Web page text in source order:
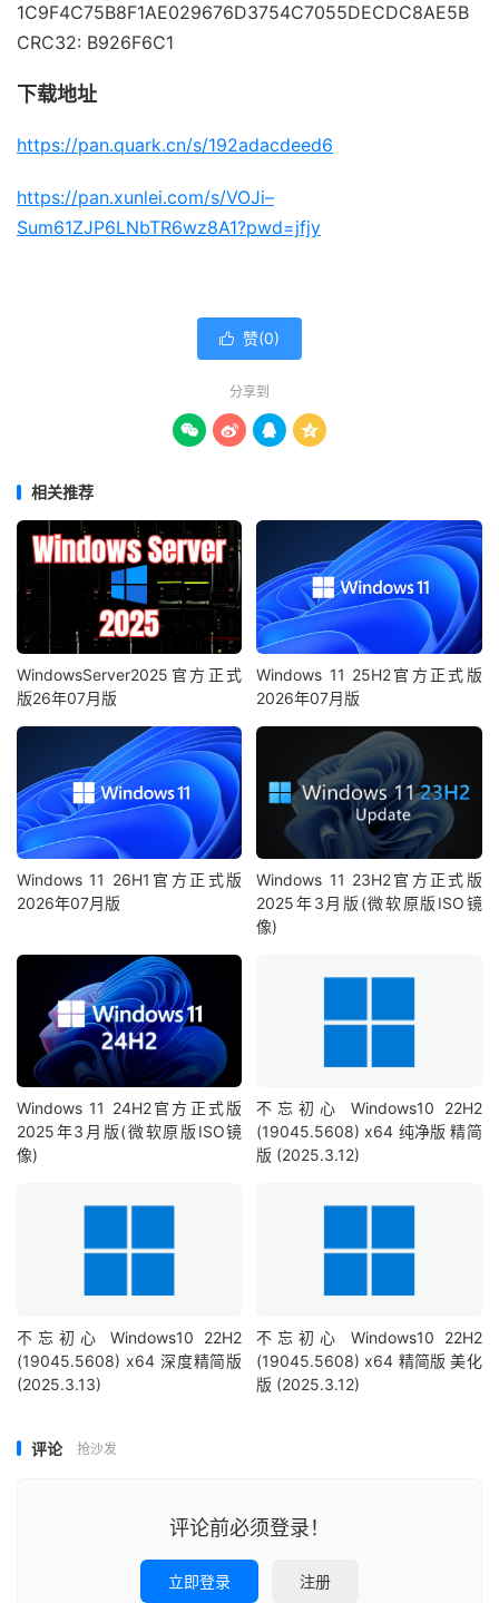
1C9F4C75B8F1AE029676D3754C7055DECDC8AE5B
CRC32: B926F6C1
下载地址
https://pan.quark.cn/s/192adacdeed6
https://pan.xunlei.com/s/VOJi–
Sum61ZJP6LNbTR6wz8A1?pwd=jfjy
 赞(0)
分享到
   
相关推荐
WindowsServer2025官方正式
版26年07月版
Windows 11 25H2官方正式版
2026年07月版
Windows 11 26H1官方正式版
2026年07月版
Windows 11 23H2官方正式版
2025年3月版(微软原版ISO镜
像)
Windows 11 24H2官方正式版
2025年3月版(微软原版ISO镜
像)
不忘初心 Windows10 22H2
(19045.5608) x64 纯净版 精简
版 (2025.3.12)
不忘初心 Windows10 22H2
(19045.5608) x64 深度精简版
(2025.3.13)
不忘初心 Windows10 22H2
(19045.5608) x64 精简版 美化
版 (2025.3.12)
评论 抢沙发
评论前必须登录！
立即登录 注册